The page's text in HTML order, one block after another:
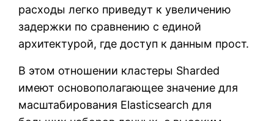
расходы легко приведут к увеличению
задержки по сравнению с единой
архитектурой, где доступ к данным прост.
В этом отношении кластеры Sharded
имеют основополагающее значение для
масштабирования Elasticsearch для